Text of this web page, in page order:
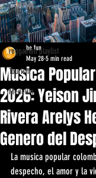
Music Marketing
playlist
reggaeton playlist
Tourism
Medellín
Musica
2026: Yeison
Rivera Arelys
Genero del
be fun
May 28 5 min read
La musica popular
despecho, el amor y la